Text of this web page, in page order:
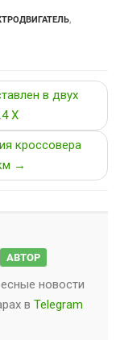
,
в двух
X
кроссовера
→
АВТОР
новости
в Telegram